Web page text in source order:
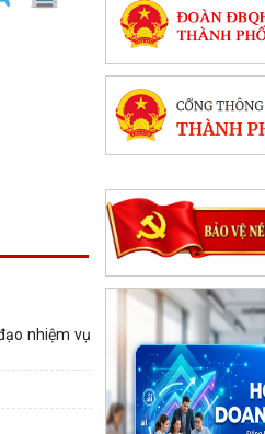
nhiệm vụ